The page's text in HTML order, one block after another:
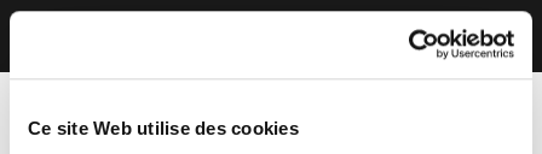
Ce site Web utilise des cookies